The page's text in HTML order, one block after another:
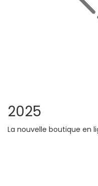
2025
La nouvelle boutique en